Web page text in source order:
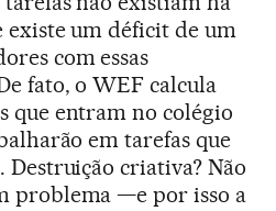
existe um déficit de um
com essas
fato, o WEF calcula
que entram no colégio
em tarefas que
Destruição criativa? Não
problema —e por isso a